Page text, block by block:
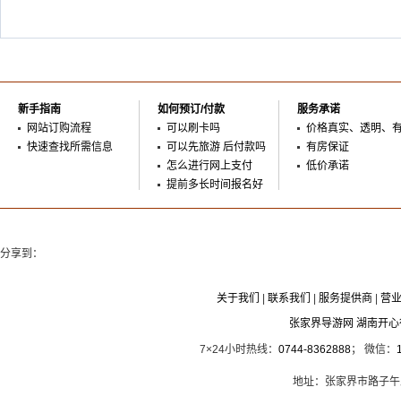
新手指南
网站订购流程
快速查找所需信息
如何预订/付款
可以刷卡吗
可以先旅游 后付款吗
怎么进行网上支付
提前多长时间报名好
服务承诺
价格真实、透明、
有房保证
低价承诺
分享到：
关于我们 联系我们 服务提供商
营
张家界导游网 湖南开
7×24小时热线： 0744-8362888； 微信：
地址：张家界市路子